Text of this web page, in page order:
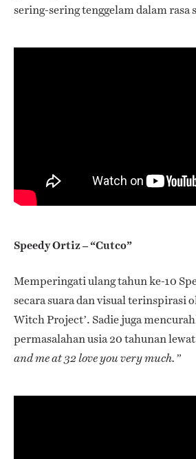
sering-sering tenggelam dalam rasa
Speedy Ortiz – “Cutco”
Memperingati ulang tahun ke-10
secara suara dan visual terinspirasi
Witch Project’. Sadie juga
permasalahan usia 20 tahunan
and me at 32 love you very much.”